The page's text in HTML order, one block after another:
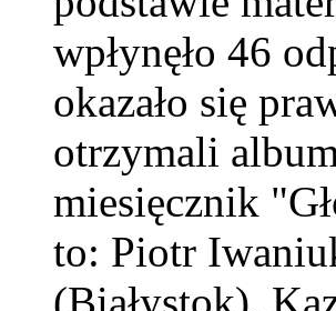
wpłynęło 46
okazało się
otrzymali
miesięcznik
to: Piotr